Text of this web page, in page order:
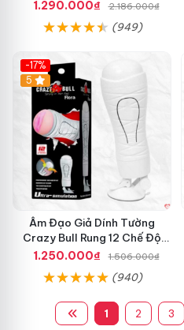
1.290.000₫
2.186.000₫
(949)
-17%
5
Âm Đạo Giả Dính Tường
Crazy Bull Rung 12 Chế Độ
Siêu Mạnh
1.250.000₫ 1.506.000₫
(940)
1 2 3